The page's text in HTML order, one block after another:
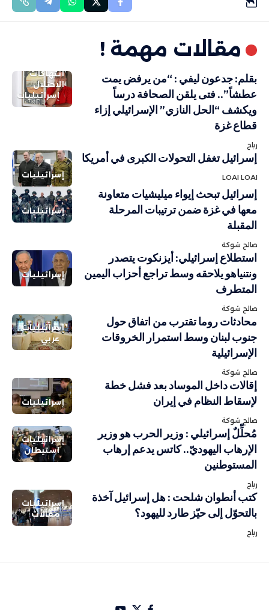
مقالات مهمة !
انتهاكات
الاحتلال
إسرائيليات
بقلم: جدعون ليفي : “من يرفض يمت
عطشاً”.. فتى يلقن الصحافة درساً
ويكشف “الحل النازي” الإسرائيلي إزاء
قطاع غزة
رباح
إسرائيليات
إسرائيل تغفل التحولات الكبرى في أمريكا
LOAI LOAI
إسرائيليات
إسرائيل تبحث إيواء ميليشيات متعاونة
معها في غزة ضمن ترتيبات المرحلة
المقبلة
صالح شوكة
إسرائيليات
استطلاع إسرائيلي: أيزنكوت يتصدر
ونتنياهو يلاحقه وسط تراجع أحزاب اليمين
المتطرف
صالح شوكة
إسرائيليات
عربي
محادثات روما تقترب من اتفاق حول
جنوب لبنان وسط استمرار الخروقات
الإسرائيلية
صالح شوكة
إسرائيليات
إقالات داخل الموساد بعد فشل خطة
لإسقاط النظام في إيران
صالح شوكة
إسرائيليات
استيطان
مُحلِّلٌ إسرائيلي : وزير الحرب هو وزير
الإرهاب اليهوديّ.. كاتس يدعم إرهاب
المستوطنين
رباح
إسرائيليات
مقالات
كتب أنطوان شلحت : هل إسرائيل آخذة
بالتحوّل إلى حيّز طارد لليهود؟
رباح